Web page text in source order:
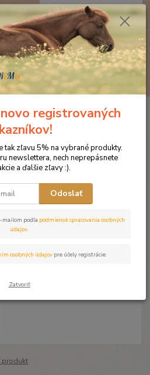
Menu
0ks
za0 €
Irish Mash 15 kg
produkt
registrovaných
tak zľavu 5% na vybrané produkty.
newslettera, nech neprepásnete
a ďalšie zľavy :).
Odoslať
mailom podľa podmienok spracovania osobných
údajov.
osobných údajov pre účely registrácie.
Zatvoriť